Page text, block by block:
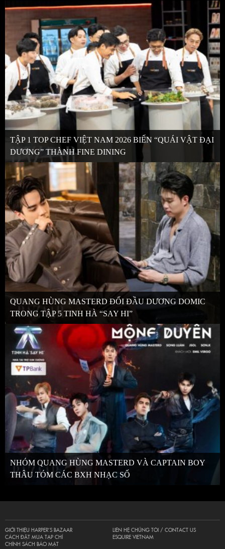
TẬP 1 TOP CHEF VIỆT NAM 2026 BIẾN “QUÁI VẬT ĐẠI
DƯƠNG” THÀNH FINE DINING
QUANG HÙNG MASTERD ĐỐI ĐẦU DƯƠNG DOMIC
TRONG TẬP 5 TINH HÀ “SAY HI”
NHÓM QUANG HÙNG MASTERD VÀ CAPTAIN BOY
THÂU TÓM CÁC BXH NHẠC SỐ
GIỚI THIỆU HARPER’S BAZAAR
CÁCH ĐẶT MUA TẠP CHÍ
CHÍNH SÁCH BẢO MẬT
LIÊN HỆ CHÚNG TÔI / CONTACT US
ESQUIRE VIETNAM